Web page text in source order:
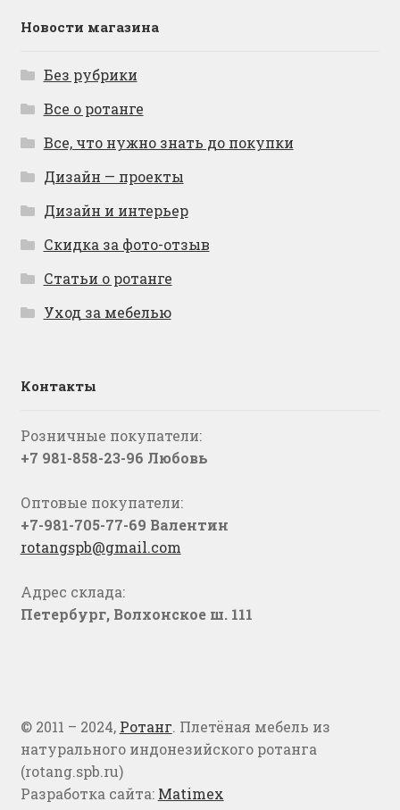
Новости магазина
Без рубрики
Все о ротанге
Все, что нужно знать до покупки
Дизайн — проекты
Дизайн и интерьер
Скидка за фото-отзыв
Статьи о ротанге
Уход за мебелью
Контакты
Розничные покупатели:
+7 981-858-23-96 Любовь
Оптовые покупатели:
+7-981-705-77-69 Валентин
rotangspb@gmail.com
Адрес склада:
Петербург, Волхонское ш. 111
© 2011 – 2024, Ротанг. Плетёная мебель из
натурального индонезийского ротанга
(rotang.spb.ru)
Разработка сайта: Matimex